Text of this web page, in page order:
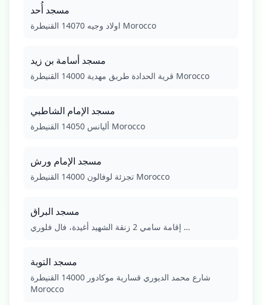
مسجد أُحد
اولاد وجيه 14070 القنيطرة Morocco
مسجد أسامة بن زيد
قرية الحدادة طريق مهدية 14000 القنيطرة Morocco
مسجد الإمام الشاطبي
أليانس 14050 القنيطرة Morocco
مسجد الإمام ورش
تجزئة لوفالون 14000 القنيطرة Morocco
مسجد البراق
إقامة سامي 2 زنقة الشهيد أغيدة، فال فلوري …
مسجد التوبة
شارع محمد الديوري قسارية موكادور 14000 القنيطرة
Morocco